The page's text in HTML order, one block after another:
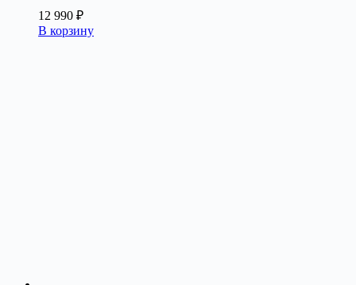
12 990 ₽
В корзину